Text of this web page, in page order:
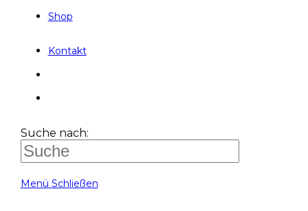
Shop
Kontakt
Suche nach:
Menü Schließen